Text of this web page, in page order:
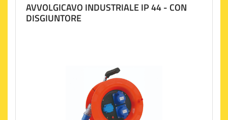
AVVOLGICAVO INDUSTRIALE IP 44 - CON
DISGIUNTORE